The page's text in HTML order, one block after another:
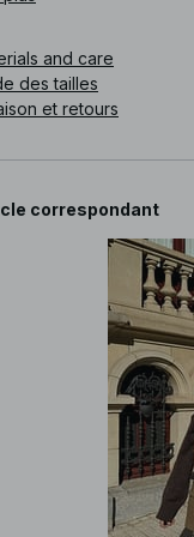
and care
des tailles
et retours
correspondant